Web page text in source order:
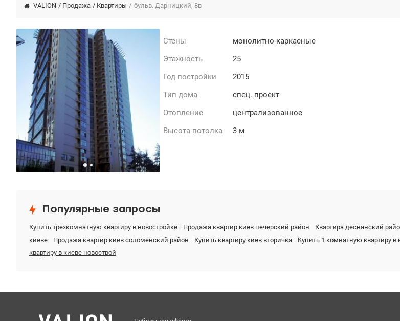
VALION / Продажа / Квартиры / бульв. Дарницкий, 8в
Стены
монолитно-каркасные
Этажность
25
Год постройки
2015
Тип дома
спец. проект
Отопление
централизованное
Высота потолка
3 м
Популярные запросы
Купить трехкомнатную квартиру в новостройке Продажа квартир киев печерский район Квартира деснянский
киеве
Продажа квартир киев соломенский район Купить квартиру киев вторичка Купить 1 комнатную квартиру в
квартиру в киеве новострой